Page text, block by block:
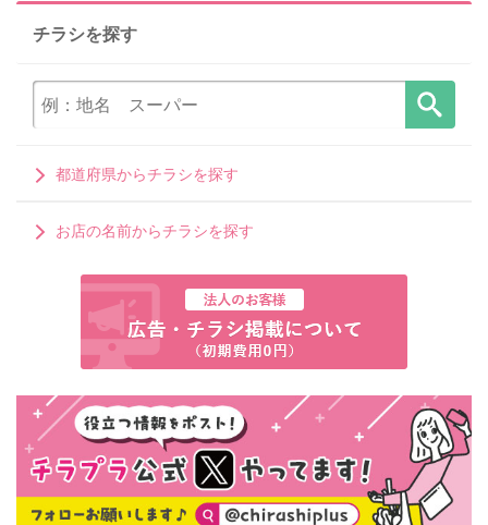
チラシを探す
都道府県からチラシを探す
お店の名前からチラシを探す